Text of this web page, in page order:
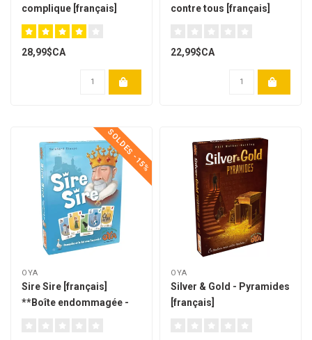
complique [français]
28,99$CA
contre tous [français]
22,99$CA
SOLDES -15%
OYA
Sire Sire [français]
**Boîte endommagée -
OYA
Silver & Gold - Pyramides
[français]